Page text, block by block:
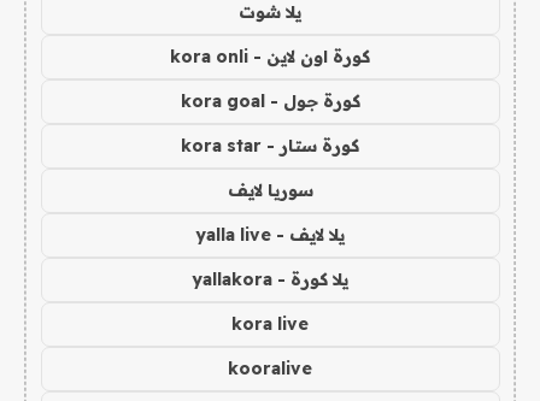
يلا شوت
كورة اون لاين - kora onli
كورة جول - kora goal
كورة ستار - kora star
سوريا لايف
يلا لايف - yalla live
يلا كورة - yallakora
kora live
kooralive